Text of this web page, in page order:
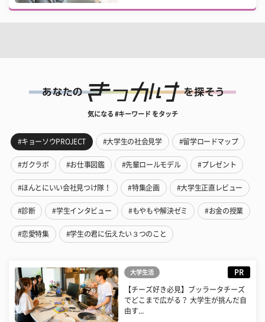
気になる #キーワード をタッチ
#キョーソウPROJECT #大学生の社会見学 #留学ロードマップ
#ガクラボ #お仕事図鑑 #先輩ロールモデル #プレゼント
#ほんとにいい会社見つけ隊！ #特集企画 #大学生正直レビュー
#診断 #学生インタビュー #もやもや解決ゼミ #お金の授業
#恋愛特集 #学生の君に伝えたい３つのこと
大学生活 PR
【チーズ好き必見】ブッラータチーズ
でどこまで広がる？ 大学生が挑んだ自
由す...